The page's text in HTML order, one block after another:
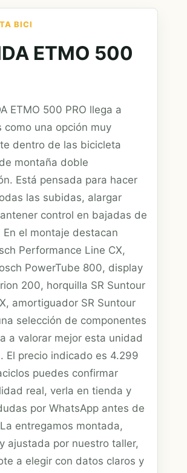
BICI
ETMO 500
ETMO 500 PRO llega a
como una opción muy
dentro de las bicicleta
montaña doble
Está pensada para hacer
las subidas, alargar
control en bajadas de
En el montaje destacan
Performance Line CX,
PowerTube 800, display
200, horquilla SR Suntour
amortiguador SR Suntour
selección de componentes
a valorar mejor esta unidad
El precio indicado es 4.299
puedes confirmar
real, verla en tienda y
por WhatsApp antes de
entregamos montada,
ajustada por nuestro taller,
a elegir con datos claros y